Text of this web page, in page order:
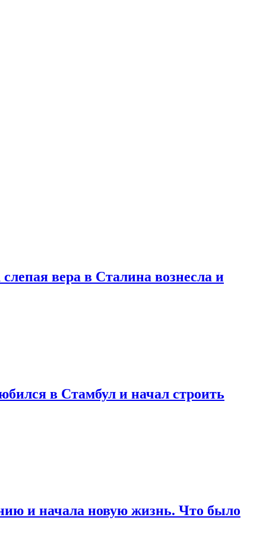
вера в Сталина вознесла и
в Стамбул и начал строить
и начала новую жизнь. Что было